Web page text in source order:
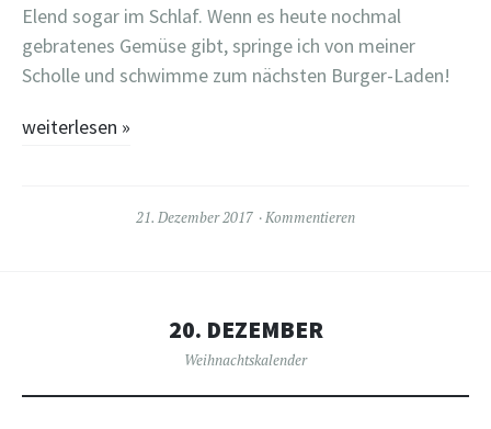
Elend sogar im Schlaf. Wenn es heute nochmal
gebratenes Gemüse gibt, springe ich von meiner
Scholle und schwimme zum nächsten Burger-Laden!
weiterlesen »
21. Dezember 2017 Kommentieren
20. DEZEMBER
Weihnachtskalender